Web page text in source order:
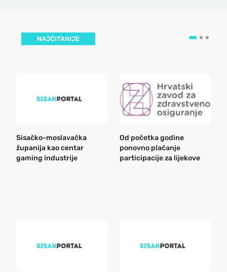
NAJČITANIJE
Sisačko-moslavačka
županija kao centar
gaming industrije
Od početka godine
ponovno plaćanje
participacije za lijekove